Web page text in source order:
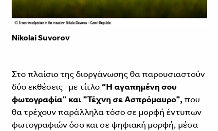
Nikolai Suvorov
Στο πλαίσιο της διοργάνωσης θα παρουσιαστούν
δύο εκθέσεις -με τίτλο “Η αγαπημένη σου
φωτογραφία” και "Τέχνη σε Ασπρόμαυρο", που
θα τρέχουν παράλληλα τόσο σε μορφή έντυπων
φωτογραφιών όσο και σε ψηφιακή μορφή, μέσα